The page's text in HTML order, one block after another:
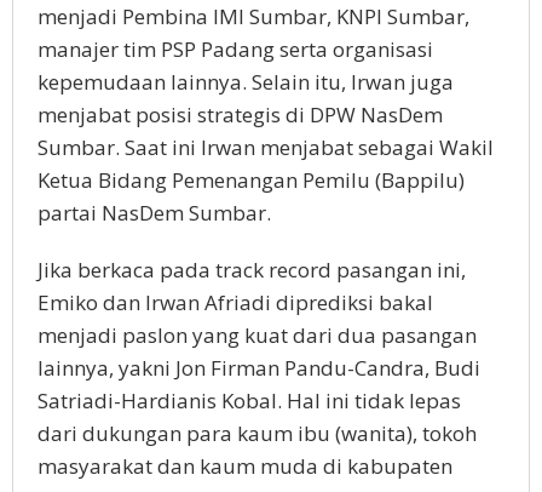
menjadi Pembina IMI Sumbar, KNPI Sumbar,
manajer tim PSP Padang serta organisasi
kepemudaan lainnya. Selain itu, Irwan juga
menjabat posisi strategis di DPW NasDem
Sumbar. Saat ini Irwan menjabat sebagai Wakil
Ketua Bidang Pemenangan Pemilu (Bappilu)
partai NasDem Sumbar.
Jika berkaca pada track record pasangan ini,
Emiko dan Irwan Afriadi diprediksi bakal
menjadi paslon yang kuat dari dua pasangan
lainnya, yakni Jon Firman Pandu-Candra, Budi
Satriadi-Hardianis Kobal. Hal ini tidak lepas
dari dukungan para kaum ibu (wanita), tokoh
masyarakat dan kaum muda di kabupaten